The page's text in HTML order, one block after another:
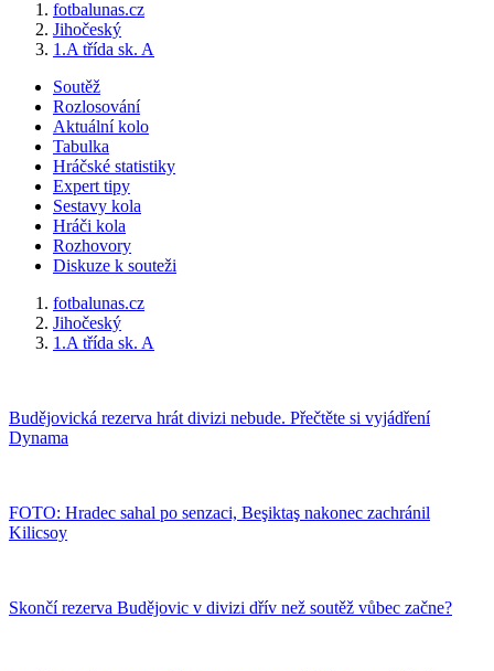
fotbalunas.cz
Jihočeský
1.A třída sk. A
Soutěž
Rozlosování
Aktuální kolo
Tabulka
Hráčské statistiky
Expert tipy
Sestavy kola
Hráči kola
Rozhovory
Diskuze k souteži
fotbalunas.cz
Jihočeský
1.A třída sk. A
Budějovická rezerva hrát divizi nebude. Přečtěte si vyjádření
Dynama
FOTO: Hradec sahal po senzaci, Beşiktaş nakonec zachránil
Kilicsoy
Skončí rezerva Budějovic v divizi dřív než soutěž vůbec začne?